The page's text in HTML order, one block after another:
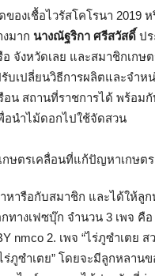
องเชื้อไวรัสโคโรนา 2019
งมาก นางณัฐริกา ศรีสวัสดิ์ ป
จังหวัดเลย และสมาชิกเก
บเปลี่ยนวิธีการผลิตและจำ
อน สถานที่ราชการได้ พร้อ
นำไม้ดอกไปใช้จัดสวน
หารือกับสมาชิก และได้ให้ลู
ทางเฟซบุ๊ก จำนวน 3 เพจ คื
2. เพจ “ไร่ภูซำเตย
ภูซำเตย” โดยจะมีลูกหลาน